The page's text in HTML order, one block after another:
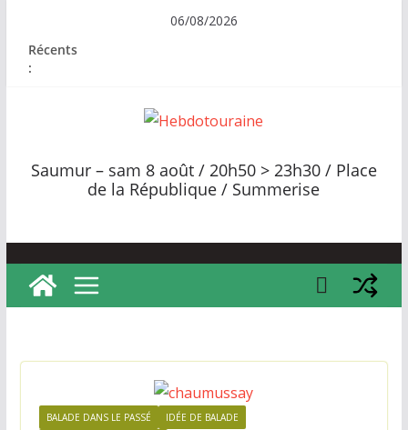
contenu
06/08/2026
Récents
:
e
b
o
t
u
a
n
Saumur – sam 8 août / 20h50 > 23h30 / Place
de la République / Summerise
BALADE DANS LE PASSÉ
IDÉE DE BALADE